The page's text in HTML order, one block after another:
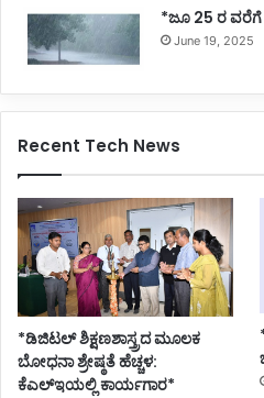
*ಜೂ 25 ರ ವರೆಗೆ
June 19, 2025
Recent Tech News
*ಡಿಜಿಟಲ್ ಶಿಕ್ಷಣಶಾಸ್ತ್ರದ ಮೂಲಕ
ಬೋಧನಾ ಶ್ರೇಷ್ಠತೆ ಹೆಚ್ಚಳ:
ಕೆಎಲ್ಇಯಲ್ಲಿ ಕಾರ್ಯಗಾರ*